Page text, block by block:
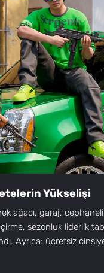
Yükselişi
ağacı, garaj,
sezonluk liderlik
Ayrıca: ücretsiz